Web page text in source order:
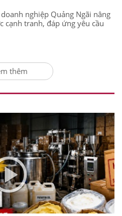
nghiệp Quảng Ngãi nâng
cạnh tranh, đáp ứng yêu cầu
thêm